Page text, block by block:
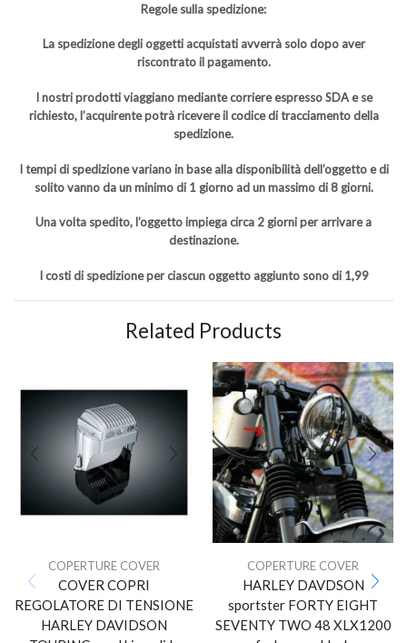
Regole sulla spedizione:
La spedizione degli oggetti acquistati avverrà solo dopo aver
riscontrato il pagamento.
I nostri prodotti viaggiano mediante corriere espresso SDA e se
richiesto, l’acquirente potrà ricevere il codice di tracciamento della
spedizione.
I tempi di spedizione variano in base alla disponibilità dell’oggetto e di
solito vanno da un minimo di 1 giorno ad un massimo di 8 giorni.
Una volta spedito, l’oggetto impiega circa 2 giorni per arrivare a
destinazione.
I costi di spedizione per ciascun oggetto aggiunto sono di 1,99
Related Products
COPERTURE COVER
COVER COPRI
REGOLATORE DI TENSIONE
HARLEY DAVIDSON
COPERTURE COVER
HARLEY DAVDSON
sportster FORTY EIGHT
SEVENTY TWO 48 XLX1200